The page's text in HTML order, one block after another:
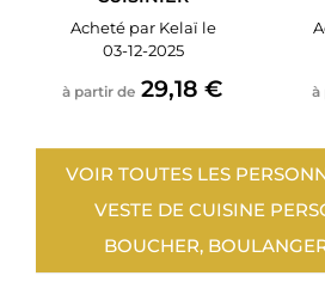
Acheté par Kelaï le
03-12-2025
à partir de 29,18 € à
VOIR TOUTES LES
VESTE DE CUISINE
BOUCHER,